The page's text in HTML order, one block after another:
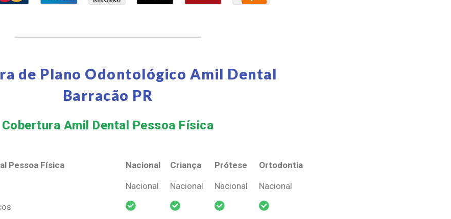
de Plano Odontológico Amil Dental
Barracão PR
Cobertura Amil Dental Pessoa Física​
Pessoa Física Nacional Criança Prótese
Ortodontia
Pessoa Física
Nacional Criança Prótese Ortodontia
Nacional Nacional Nacional Nacional